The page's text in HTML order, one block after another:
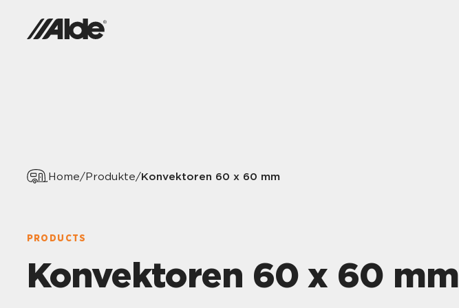
Home/Produkte/Konvektoren 60 x 60 mm
PRODUCTS
Konvektoren 60 x 60 mm